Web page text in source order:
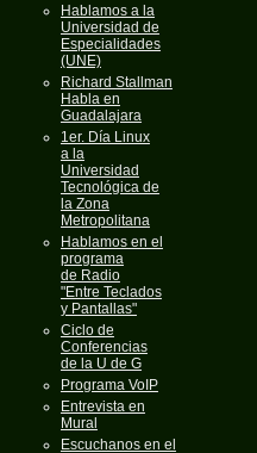
Hablamos a la
Universidad de
Especialidades
(UNE)
Richard Stallman
Habla en
Guadalajara
1er. Día Linux
a la
Universidad
Tecnológica de
la Zona
Metropolitana
Hablamos en el
programa
de Radio
"Entre Teclados
y Pantallas"
Ciclo de
Conferencias
de la U de G
Programa VoIP
Entrevista en
Mural
Escuchanos en el